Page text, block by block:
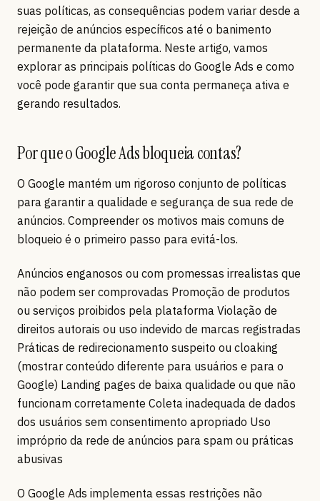
suas políticas, as consequências podem variar desde a
rejeição de anúncios específicos até o banimento
permanente da plataforma. Neste artigo, vamos
explorar as principais políticas do Google Ads e como
você pode garantir que sua conta permaneça ativa e
gerando resultados.
Por que o Google Ads bloqueia contas?
O Google mantém um rigoroso conjunto de políticas
para garantir a qualidade e segurança de sua rede de
anúncios. Compreender os motivos mais comuns de
bloqueio é o primeiro passo para evitá-los.
Anúncios enganosos ou com promessas irrealistas que
não podem ser comprovadas Promoção de produtos
ou serviços proibidos pela plataforma Violação de
direitos autorais ou uso indevido de marcas registradas
Práticas de redirecionamento suspeito ou cloaking
(mostrar conteúdo diferente para usuários e para o
Google) Landing pages de baixa qualidade ou que não
funcionam corretamente Coleta inadequada de dados
dos usuários sem consentimento apropriado Uso
impróprio da rede de anúncios para spam ou práticas
abusivas
O Google Ads implementa essas restrições não